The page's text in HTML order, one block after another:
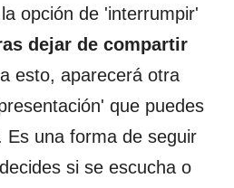
opción de 'interrumpir'
dejar de compartir
esto, aparecerá otra
que puedes
Es una forma de seguir
si se escucha o